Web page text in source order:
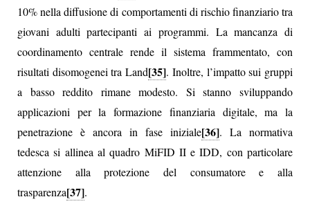
10% nella diffusione di comportamenti di rischio finanziario tra
giovani adulti partecipanti ai programmi. La mancanza di
coordinamento centrale rende il sistema frammentato, con
risultati disomogenei tra Land[35]. Inoltre, l’impatto sui gruppi
a basso reddito rimane modesto. Si stanno sviluppando
applicazioni per la formazione finanziaria digitale, ma la
penetrazione è ancora in fase iniziale[36]. La normativa
tedesca si allinea al quadro MiFID II e IDD, con particolare
attenzione alla protezione del consumatore e alla
trasparenza[37].